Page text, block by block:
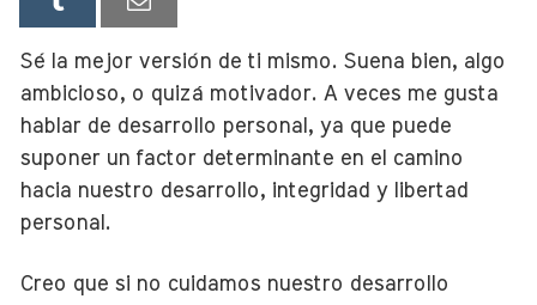
Sé la mejor versión de ti mismo. Suena bien, algo
ambicioso, o quizá motivador. A veces me gusta
hablar de desarrollo personal, ya que puede
suponer un factor determinante en el camino
hacia nuestro desarrollo, integridad y libertad
personal.
Creo que si no cuidamos nuestro desarrollo